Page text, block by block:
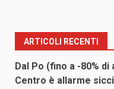
ARTICOLI RECENTI
Dal Po (fino a -80% di
Centro è allarme